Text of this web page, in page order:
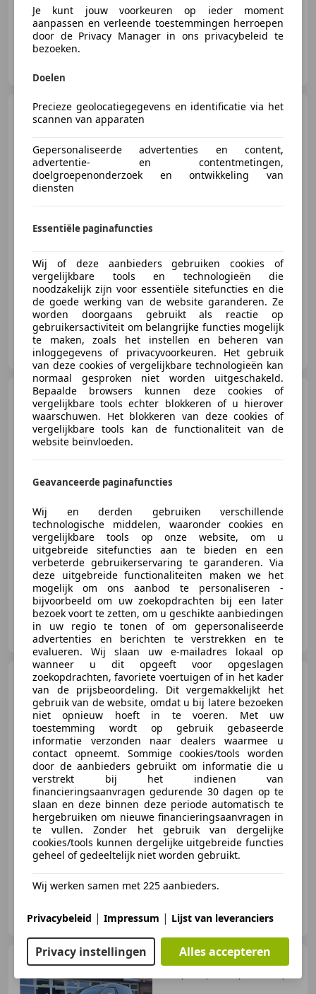
Automax Automotive B.V.
Suzuki Vitara1.6D
Automax Automotive B.V.
NL-7821 AH EMMEN
Peugeot 308SW 1.2
PureTech Blue Lease GT |1e
Eigenaar!|NAP!|G
€ 12.950
01/2021 147.035 km Benzine
96 kW (131 PK)
Automax Automotive B.V.
NL-7821 AH EMMEN
Peugeot 5008 1.6 THP ST
5p. |Automaat!|Trekhaak!|
€ 4.950
01/2011 208.011 km Benzine
115 kW (156 PK)
NL-7821 AH EMMEN
Volkswagen Caddy
Je kunt jouw voorkeuren op ieder moment
aanpassen en verleende toestemmingen herroepen
door de Privacy Manager in ons privacybeleid te
bezoeken.
Doelen
Precieze geolocatiegegevens en identificatie via het
scannen van apparaten
Gepersonaliseerde advertenties en content,
advertentie- en contentmetingen,
doelgroepenonderzoek en ontwikkeling van
diensten
Essentiële paginafuncties
Wij of deze aanbieders gebruiken cookies of
vergelijkbare tools en technologieën die
noodzakelijk zijn voor essentiële sitefuncties en die
de goede werking van de website garanderen. Ze
worden doorgaans gebruikt als reactie op
gebruikersactiviteit om belangrijke functies mogelijk
te maken, zoals het instellen en beheren van
inloggegevens of privacyvoorkeuren. Het gebruik
van deze cookies of vergelijkbare technologieën kan
normaal gesproken niet worden uitgeschakeld.
Bepaalde browsers kunnen deze cookies of
vergelijkbare tools echter blokkeren of u hierover
waarschuwen. Het blokkeren van deze cookies of
vergelijkbare tools kan de functionaliteit van de
website beïnvloeden.
Geavanceerde paginafuncties
Wij en derden gebruiken verschillende
technologische middelen, waaronder cookies en
vergelijkbare tools op onze website, om u
uitgebreide sitefuncties aan te bieden en een
verbeterde gebruikerservaring te garanderen. Via
deze uitgebreide functionaliteiten maken we het
mogelijk om ons aanbod te personaliseren -
bijvoorbeeld om uw zoekopdrachten bij een later
bezoek voort te zetten, om u geschikte aanbiedingen
in uw regio te tonen of om gepersonaliseerde
advertenties en berichten te verstrekken en te
evalueren. Wij slaan uw e-mailadres lokaal op
wanneer u dit opgeeft voor opgeslagen
zoekopdrachten, favoriete voertuigen of in het kader
van de prijsbeoordeling. Dit vergemakkelijkt het
gebruik van de website, omdat u bij latere bezoeken
niet opnieuw hoeft in te voeren. Met uw
toestemming wordt op gebruik gebaseerde
informatie verzonden naar dealers waarmee u
contact opneemt. Sommige cookies/tools worden
door de aanbieders gebruikt om informatie die u
verstrekt bij het indienen van
financieringsaanvragen gedurende 30 dagen op te
slaan en deze binnen deze periode automatisch te
hergebruiken om nieuwe financieringsaanvragen in
te vullen. Zonder het gebruik van dergelijke
cookies/tools kunnen dergelijke uitgebreide functies
geheel of gedeeltelijk niet worden gebruikt.
Wij werken samen met 225 aanbieders.
Privacybeleid | Impressum | Lijst van leveranciers
Privacy instellingen Alles accepteren